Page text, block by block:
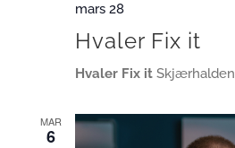
mars 28
Hvaler Fix it
Hvaler Fix it Skjærhalden
MAR
6